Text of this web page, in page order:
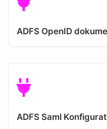
ADFS OpenID
ADFS Saml